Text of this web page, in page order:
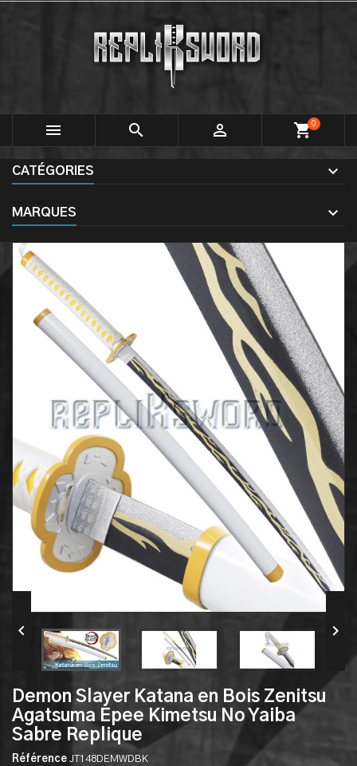
   shopping_cart0
CATÉGORIES
MARQUES
 
Demon Slayer Katana en Bois Zenitsu
Agatsuma Epee Kimetsu No Yaiba
Sabre Replique
Référence JT148DEMWDBK